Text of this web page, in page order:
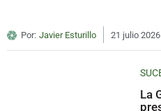
Por: Javier Esturillo 21 julio 2026
La